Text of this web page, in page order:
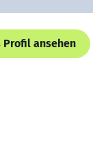
Profil ansehen